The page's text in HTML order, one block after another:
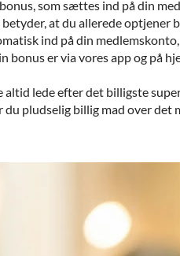
som sættes ind på din
at du allerede optjener
ind på din
bonus er via vores app og på
altid lede efter det billigste
pludselig billig mad over det